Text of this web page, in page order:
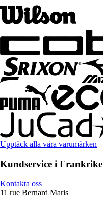
Upptäck alla våra varumärken
Kundservice i Frankrike
Kontakta oss
11 rue Bernard Maris